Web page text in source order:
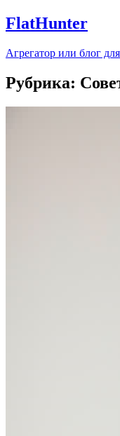
FlatHunter
Агрегатор или блог
Рубрика: